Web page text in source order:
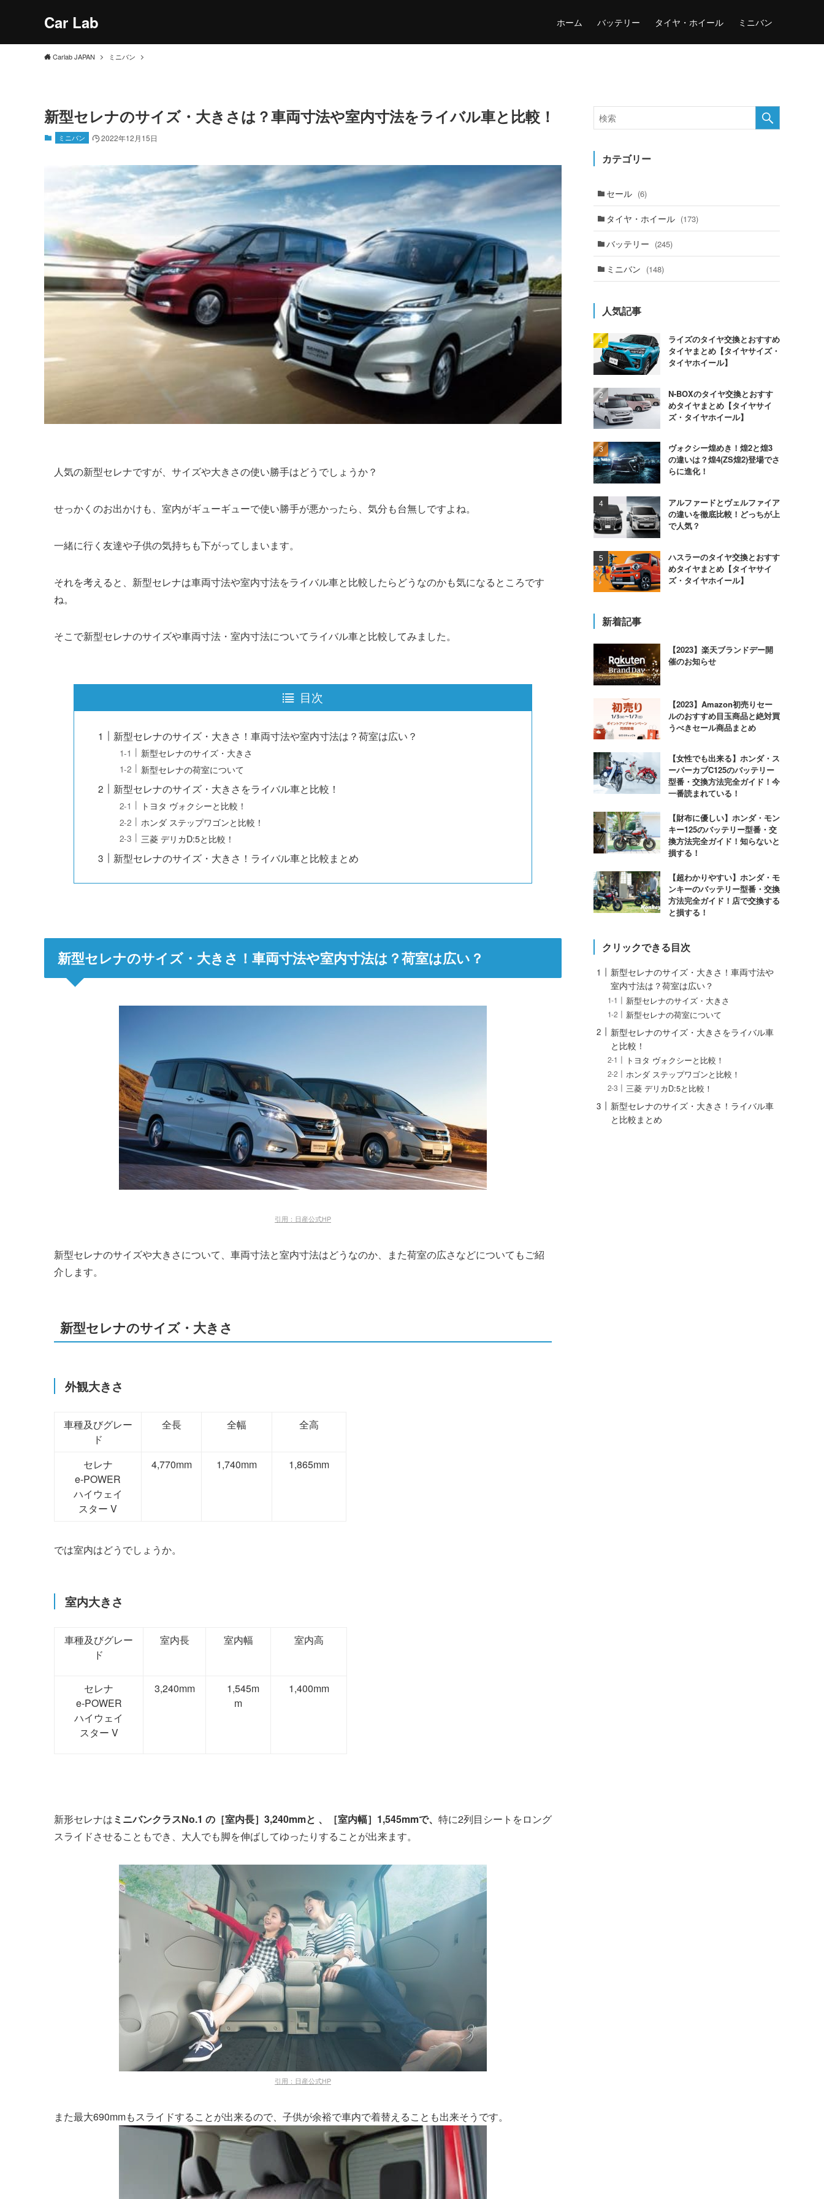
Car Lab ホーム バッテリー タイヤ・ホイール ミニバン
Carlab JAPAN ミニバン
新型セレナのサイズ・大きさは？車両寸法や室内寸法をライバル車と比較！
ミニバン 2022年12月15日
人気の新型セレナですが、サイズや大きさの使い勝手はどうでしょうか？
せっかくのお出かけも、室内がギューギューで使い勝手が悪かったら、気分も台無しですよね。
一緒に行く友達や子供の気持ちも下がってしまいます。
それを考えると、新型セレナは車両寸法や室内寸法をライバル車と比較したらどうなのかも気になるところです
ね。
そこで新型セレナのサイズや車両寸法・室内寸法についてライバル車と比較してみました。
目次
新型セレナのサイズ・大きさ！車両寸法や室内寸法は？荷室は広い？
新型セレナのサイズ・大きさ
新型セレナの荷室について
新型セレナのサイズ・大きさをライバル車と比較！
トヨタ ヴォクシーと比較！
ホンダ ステップワゴンと比較！
三菱 デリカD:5と比較！
新型セレナのサイズ・大きさ！ライバル車と比較まとめ
新型セレナのサイズ・大きさ！車両寸法や室内寸法は？荷室は広い？
引用：日産公式HP
新型セレナのサイズや大きさについて、車両寸法と室内寸法はどうなのか、また荷室の広さなどについてもご紹
介します。
新型セレナのサイズ・大きさ
外観大きさ
車種及びグレー
ド
全長 全幅 全高
セレナ
e-POWER
ハイウェイ
スター V
4,770mm 1,740mm 1,865mm
では室内はどうでしょうか。
室内大きさ
車種及びグレー
ド
室内長 室内幅 室内高
セレナ
e-POWER
ハイウェイ
スター V
3,240mm
1,545m
m
1,400mm
新形セレナはミニバンクラスNo.1 の ［室内長］3,240mmと 、［室内幅］1,545mmで、 特に2列目シートをロング
スライドさせることもでき、大人でも脚を伸ばしてゆったりすることが出来ます。
引用：日産公式HP
また最大690mmもスライドすることが出来るので、子供が余裕で車内で着替えることも出来そうです。
カテゴリー
セール (6)
タイヤ・ホイール (173)
バッテリー (245)
ミニバン (148)
人気記事
ライズのタイヤ交換とおすすめ
タイヤまとめ【タイヤサイズ・
タイヤホイール】
N-BOXのタイヤ交換とおすす
めタイヤまとめ【タイヤサイ
ズ・タイヤホイール】
ヴォクシー煌めき！煌2と煌3
の違いは？煌4(ZS煌2)登場でさ
らに進化！
アルファードとヴェルファイア
の違いを徹底比較！どっちが上
で人気？
ハスラーのタイヤ交換とおすす
めタイヤまとめ【タイヤサイ
ズ・タイヤホイール】
新着記事
【2023】楽天ブランドデー開
催のお知らせ
【2023】Amazon初売りセー
ルのおすすめ目玉商品と絶対買
うべきセール商品まとめ
【女性でも出来る】ホンダ・ス
ーパーカブC125のバッテリー
型番・交換方法完全ガイド！今
一番読まれている！
【財布に優しい】ホンダ・モン
キー125のバッテリー型番・交
換方法完全ガイド！知らないと
損する！
【超わかりやすい】ホンダ・モ
ンキーのバッテリー型番・交換
方法完全ガイド！店で交換する
と損する！
クリックできる目次
新型セレナのサイズ・大きさ！車両寸法や
室内寸法は？荷室は広い？
新型セレナのサイズ・大きさ
新型セレナの荷室について
新型セレナのサイズ・大きさをライバル車
と比較！
トヨタ ヴォクシーと比較！
ホンダ ステップワゴンと比較！
三菱 デリカD:5と比較！
新型セレナのサイズ・大きさ！ライバル車
と比較まとめ